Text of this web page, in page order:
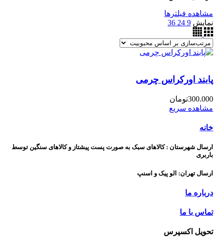
مشاهده فیلترها
نمایش 9
24
36
پابند اورکراس چرمی
تومان300.000
مشاهده سریع
خانه
ارسال شهرستان : کالاهای سبک به صورت پست پیشتاز و کالاهای سنگین توسط
باربری
ارسال تهران: الو پیک و اسنپ
درباره ما
تماس با ما
تحویل اکسپرس